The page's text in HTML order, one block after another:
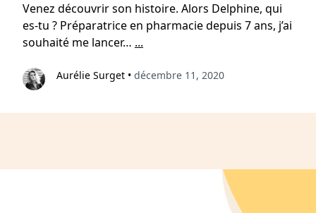
Venez découvrir son histoire. Alors Delphine, qui
es-tu ? Préparatrice en pharmacie depuis 7 ans, j’ai
souhaité me lancer… ...
Aurélie Surget • décembre 11, 2020